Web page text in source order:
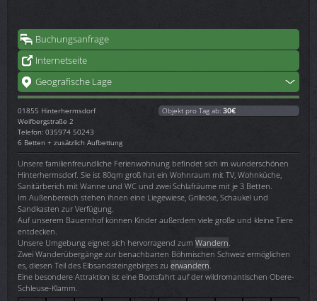
Buchungsanfrage
Internetseite
Geografische Lage
01855 Hinterhermsdorf
Weifbergstraße 2
Telefon: 035974 50243
6 Betten + zusätzlich Aufbettung
Objekt pro Tag ab: 30€
Unsere familienfreundliche Ferienwohnung befindet sich im wunderschönen
Hinterhermsdorf. Sie ist 80qm groß hat ein Wohnraum mit TV, Wohnküche,
Sanitärberich mit Wanne und WC und zwei Schlafräume mit je 3 Betten.
Im Außenbereich stehen ihnen eine Liegewiese, Grillecke, Schaukel und
Sandkasten zur Verfügung.
Auf unserem Bauernhof können Kinder außerdem viele große und kleine Tiere
entdecken.
Unsere Umgebung eignet sich hervorragend zum Wandern
Zwei Wanderübergänge zur benachbarten Böhmischen Schweiz ermöglichen
es, diesen Teil des Elbsandsteingebirges zu erwandern
Eine besondere Attraktion ist eine Bootsfahrt auf der wildromantischen Obere-
Schleuse-Klamm.